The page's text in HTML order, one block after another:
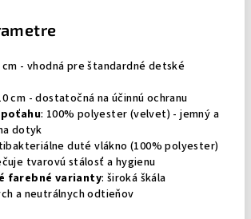
cm - vhodná pre štandardné detské
cm - dostatočná na účinnú ochranu
: 100% polyester (velvet) - jemný a
dotyk
duté vlákno (100% polyester)
tvarovú stálosť a hygienu
farebné varianty: široká škála
a neutrálnych odtieňov